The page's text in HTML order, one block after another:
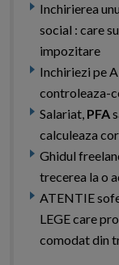
Inchirierea
social : care
impozitare
Inchiriezi pe
controleaza-
Salariat, PFA
calculeaza
Ghidul
trecerea la o
ATENTIE
LEGE care
comodat din